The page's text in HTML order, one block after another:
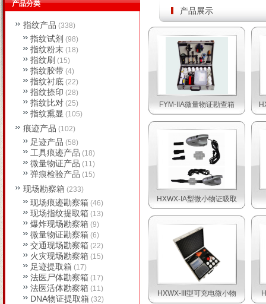
产品展示
FYM-IIA微量物证勘查箱
HXWX-IA型微小物证吸取
HXWX-III型可充电微小物
产品分类
指纹产品 (338)
指纹试剂 (98)
指纹粉末 (18)
指纹刷 (15)
指纹胶带 (4)
指纹衬底 (22)
指纹捺印 (28)
指纹比对 (25)
指纹熏显 (105)
痕迹产品 (102)
足迹产品 (58)
工具痕迹产品 (18)
微量物证产品 (11)
弹痕检验产品 (15)
现场勘察箱 (233)
现场痕迹勘察箱 (46)
现场指纹提取箱 (13)
爆炸现场勘察箱 (9)
微量物证勘察箱 (6)
交通现场勘察箱 (22)
火灾现场勘察箱 (15)
足迹提取箱 (17)
法医尸体勘察箱 (17)
法医活体勘察箱 (11)
DNA物证提取箱 (32)